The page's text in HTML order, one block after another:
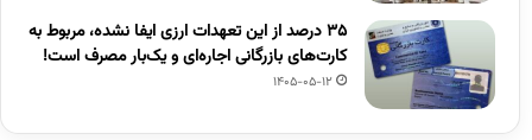
۳۵ درصد از این تعهدات ارزی ایفا نشده، مربوط به
کارت‌های بازرگانی اجاره‌ای و یک‌بار مصرف است!
1405-05-12